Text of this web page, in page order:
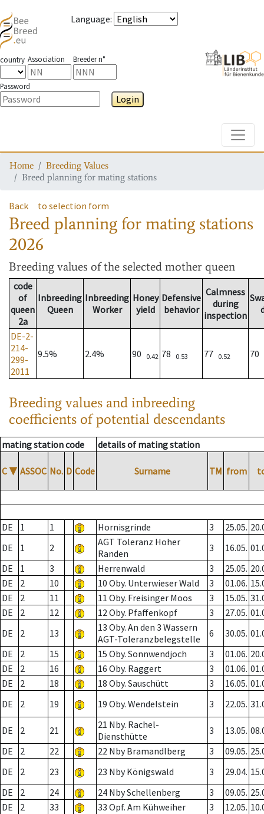
Language:
country Association Breeder n°
Password
Login
Home
Breeding Values
Breed planning for mating stations
Back to selection form
Breed planning for mating stations
2026
Breeding values of the selected mother queen
code
of
queen
2a
Inbreeding
Queen
Inbreeding
Worker
Honey
yield
Defensive
behavior
Calmness
during
inspection
DE-2-
214-
299-
2011
9.5% 2.4% 90 0.42 78 0.53 77 0.52 70
Breeding values and inbreeding
coefficients of potential descendants
mating station code details of mating station
C ▼ ASSOC No. D Code Surname TM from
DE 1 1 Hornisgrinde 3 25.05.
DE
1 2
AGT Toleranz Hoher
Randen
3 16.05.
DE
1 3 Herrenwald 3 25.05.
DE
2 10 10 Oby. Unterwieser Wald 3 01.06.
DE
2 11 11 Oby. Freisinger Moos 3 15.05.
DE
2 12 12 Oby. Pfaffenkopf 3 27.05.
DE
2 13
13 Oby. An den 3 Wassern
AGT-Toleranzbelegstelle
6 30.05.
DE
2 15 15 Oby. Sonnwendjoch 3 01.06.
DE
2 16 16 Oby. Raggert 3 01.06.
DE
2 18 18 Oby. Sauschütt 3 16.05.
DE
2 19 19 Oby. Wendelstein 3 22.05.
DE 2 21
21 Nby. Rachel-
Diensthütte
3 13.05.
DE
2 22 22 Nby Bramandlberg 3 09.05.
DE
2 23 23 Nby Königswald 3 29.04.
DE
2 24 24 Nby Schellenberg 3 09.05.
DE
2 33 33 Opf. Am Kühweiher 3 12.05.